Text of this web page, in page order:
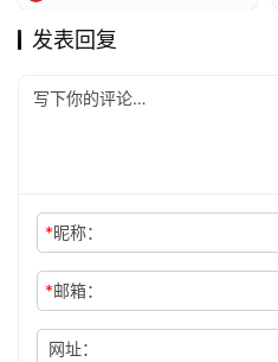
发表回复
*昵称：
*邮箱：
网址：